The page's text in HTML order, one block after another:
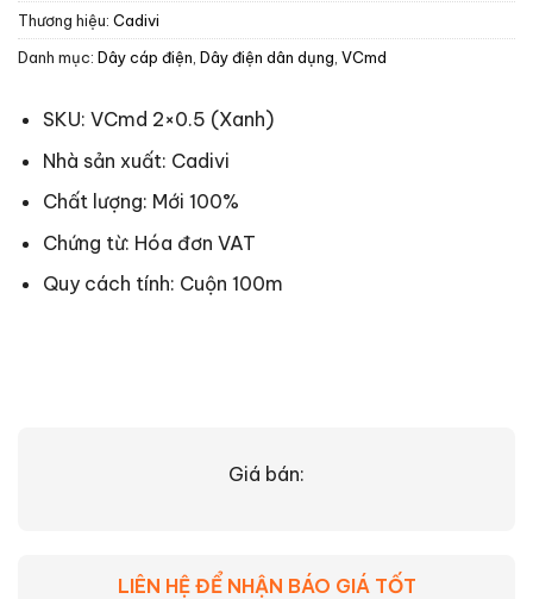
Thương hiệu: Cadivi
Danh mục: Dây cáp điện Dây điện dân dụng VCmd
SKU: VCmd 2×0.5 (Xanh)
Nhà sản xuất: Cadivi
Chất lượng: Mới 100%
Chứng từ: Hóa đơn VAT
Quy cách tính: Cuộn 100m
Giá bán:
LIÊN HỆ ĐỂ NHẬN BÁO GIÁ TỐT